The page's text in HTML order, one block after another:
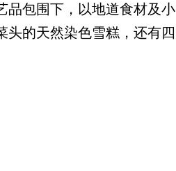
品包围下，以地道食材及小
头的天然染色雪糕，还有四